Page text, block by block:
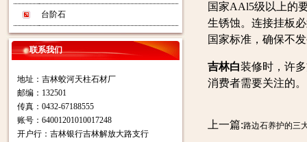
台阶石
联系我们
地址：吉林蛟河天柱石材厂
邮编：132501
传真：0432-67188555
账号：64001201010017248
开户行：吉林银行吉林解放大路支行
国家AAl5级以上的
生锈蚀。连接挂板
国家标准，确保不
吉林白装修时，许
消费者需要关注的。
上一篇:路边石养护的三